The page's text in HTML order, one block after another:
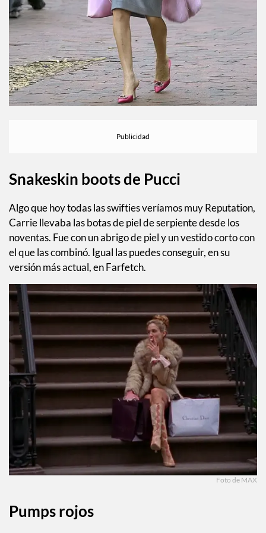
Snakeskin boots de Pucci
Algo que hoy todas las swifties veríamos muy Reputation,
Carrie llevaba las botas de piel de serpiente desde los
noventas. Fue con un abrigo de piel y un vestido corto con
el que las combinó. Igual las puedes conseguir, en su
versión más actual, en Farfetch.
Foto de MAX
Pumpsrojos